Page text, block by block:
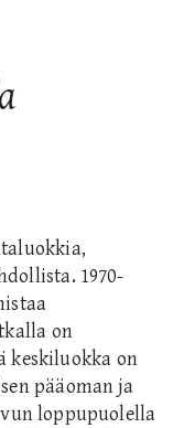
1970-
on
keskiluokka on
pääomanja
loppupuolella